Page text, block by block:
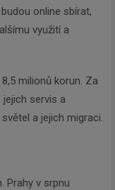
online sbírat,
využití a
milionů korun. Za
servis a
a jejich migraci.
Prahy v srpnu